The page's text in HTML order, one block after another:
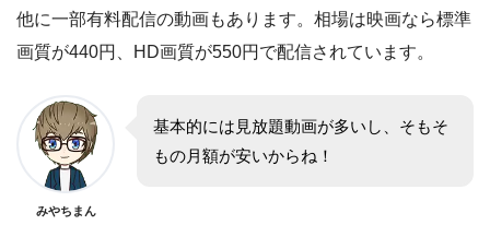
他に一部有料配信の動画もあります。相場は映画なら標準
画質が440円、HD画質が550円で配信されています。
みやちまん
基本的には見放題動画が多いし、そもそ
もの月額が安いからね！